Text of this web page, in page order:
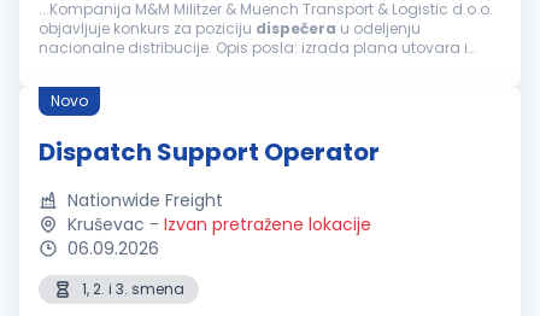
...Kompanija M&M Militzer & Muench Transport & Logistic d.o.o.
objavljuje konkurs za poziciju dispečera u odeljenju
nacionalne distribucije. Opis posla: izrada plana utovara i
utovar...
Novo
Dispatch Support Operator
Nationwide Freight
Kruševac - Izvan pretražene lokacije
06.09.2026
1, 2. i 3. smena